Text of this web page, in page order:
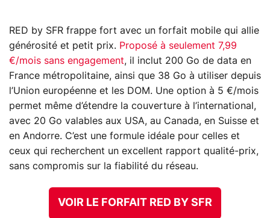
RED by SFR frappe fort avec un forfait mobile qui allie
générosité et petit prix. Proposé à seulement 7,99
€/mois sans engagement, il inclut 200 Go de data en
France métropolitaine, ainsi que 38 Go à utiliser depuis
l’Union européenne et les DOM. Une option à 5 €/mois
permet même d’étendre la couverture à l’international,
avec 20 Go valables aux USA, au Canada, en Suisse et
en Andorre. C’est une formule idéale pour celles et
ceux qui recherchent un excellent rapport qualité-prix,
sans compromis sur la fiabilité du réseau.
VOIR LE FORFAIT RED BY SFR